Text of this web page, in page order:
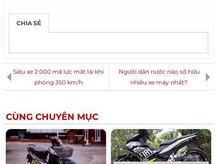
CHIA SẺ
Siêu xe 2.000 mã lực mất lái khi
phóng 350 km/h
Người dân nước nào sở hữu
nhiều xe máy nhất?
CÙNG CHUYÊN MỤC